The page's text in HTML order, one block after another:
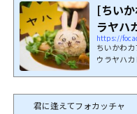
[ちい
ラヤハ
https://
ちいかわ
ウラヤハ
君に逢えてフォカッチャ